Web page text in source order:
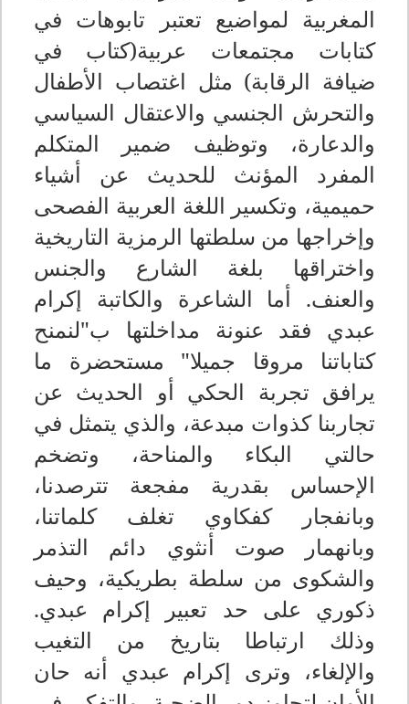
المغربية لمواضيع تعتبر تابوهات في
كتابات مجتمعات عربية(كتاب في
ضيافة الرقابة) مثل اغتصاب الأطفال
والتحرش الجنسي والاعتقال السياسي
والدعارة، وتوظيف ضمير المتكلم
المفرد المؤنث للحديث عن أشياء
حميمية، وتكسير اللغة العربية الفصحى
وإخراجها من سلطتها الرمزية التاريخية
واختراقها بلغة الشارع والجنس
والعنف. أما الشاعرة والكاتبة إكرام
عبدي فقد عنونة مداخلتها ب"لنمنح
كتاباتنا مروقا جميلا" مستحضرة ما
يرافق تجربة الحكي أو الحديث عن
تجاربنا كذوات مبدعة، والذي يتمثل في
حالتي البكاء والمناحة، وتضخم
الإحساس بقدرية مفجعة تترصدنا،
وبانفجار كفكاوي تغلف كلماتنا،
وبانهمار صوت أنثوي دائم التذمر
والشكوى من سلطة بطريكية، وحيف
ذكوري على حد تعبير إكرام عبدي.
وذلك ارتباطا بتاريخ من التغيب
والإلغاء، وترى إكرام عبدي أنه حان